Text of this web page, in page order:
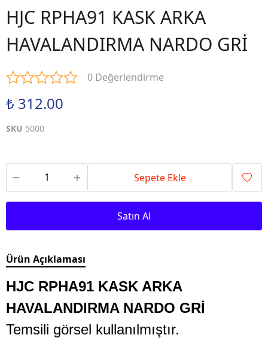
HJC RPHA91 KASK ARKA
HAVALANDIRMA NARDO GRİ
0 Değerlendirme
₺ 312.00
SKU 5000
Sepete Ekle
Satın Al
Ürün Açıklaması
HJC RPHA91 KASK ARKA
HAVALANDIRMA NARDO GRİ
Temsili görsel kullanılmıştır.